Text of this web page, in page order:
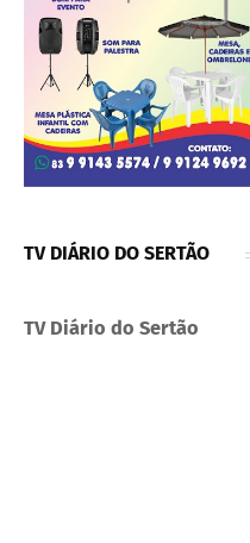
TV DIÁRIO DO SERTÃO
TV Diário do Sertão